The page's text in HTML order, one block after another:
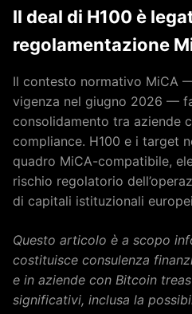
Il deal di H100 è
regolamentazione
Il contesto normativo MiCA
vigenza nel giugno 2026 —
consolidamento tra aziende
compliance. H100 e i target
quadro MiCA-compatibile,
rischio regolatorio
di capitali istituzionali
Questo articolo è a scopo
costituisce consulenza
e in aziende con Bitcoin
significativi, inclusa la